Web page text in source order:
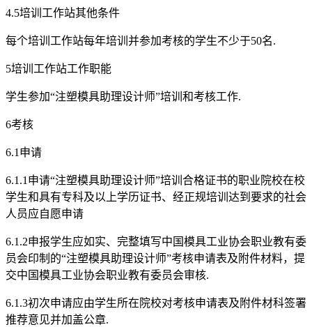
4.5培训工作站其他条件
每个培训工作站每年培训并参加考核的学生不少于50名.
5培训工作站工作职能
学生参加“注塑模具助理设计师”培训和考核工作.
6考核
6.1申请
6.1.1申请“注塑模具助理设计师”培训合格证书的职业院校在校
学生和具有专科及以上学历证书、经正规培训达到要求的社会
人员应自愿申请
6.1.2申报学生应如实、完整填写中国模具工业协会职业教有委
员会印制的“注塑模具助理设计师”考核申请表及附件材料，提
交中国模具工业协会职业教有委员会审核.
6.1.3初次申请应由学生所在院校对考核申请表及附件材科签署
推荐意见并加盖公章.